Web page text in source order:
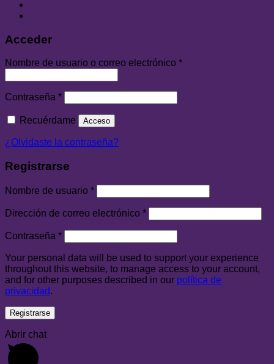
Acceder
Nombre de usuario o correo electrónico *
Contraseña *
Recuérdame Acceso
¿Olvidaste la contraseña?
Registrarse
Nombre de usuario *
Dirección de correo electrónico *
Contraseña *
Your personal data will be used to support your experience
throughout this website, to manage access to your account,
and for other purposes described in our política de
privacidad.
Registrarse
Abrir chat